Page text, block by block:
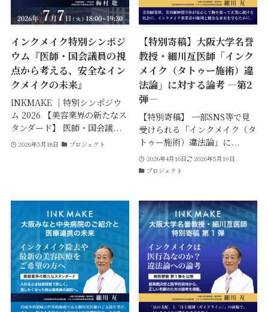
インクメイク特別シンポジ
ウム『医師・国会議員の視
点から考える、安全なイン
クメイクの未来』
INKMAKE ｜特別シンポジウ
ム 2026 【美容業界の新たなス
タンダード】 医師・国会議...
2026年5月18日 プロジェクト
【特別寄稿】大阪大学名誉
教授・細川亙医師「インク
メイク（タトゥー施術）違
法論」に対する論考 ―第2
弾―
【特別寄稿】 ⼀部SNS等で⾒
受けられる「インクメイク（タ
トゥー施術）違法論」に...
2026年4月16日
2026年5月19日
プロジェクト